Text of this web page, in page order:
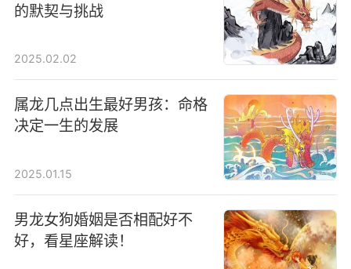
的默契与挑战
2025.02.02
属龙几点出生最好男孩：命格
决定一生的发展
2025.01.15
男龙女狗婚姻是否相配好不
好，看星座解读！